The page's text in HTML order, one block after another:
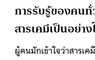
การรับรู้ของคนทั่
สารเคมีเป็นอย่าง
ผู้คนมักเข้าใจว่าสารเ